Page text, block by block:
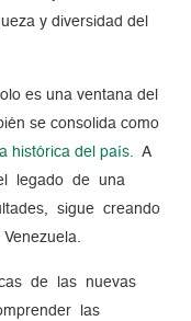
y diversidad del
es una ventana del
se consolida como
histórica del país. A
legado de una
sigue creando
de las nuevas
las